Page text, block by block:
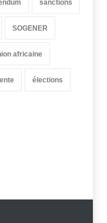
sanctions
SOGENER
africaine
élections